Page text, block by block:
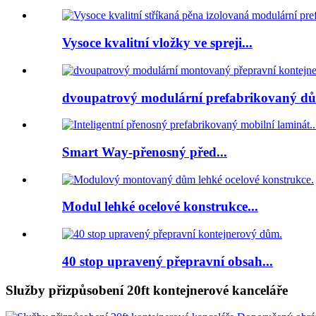
Vysoce kvalitní vložky ve spreji...
dvoupatrový modulární prefabrikovaný
Smart Way-přenosný před...
Modul lehké ocelové konstrukce...
40 stop upravený přepravní obsah...
Služby přizpůsobení 20ft kontejnerové kanceláře